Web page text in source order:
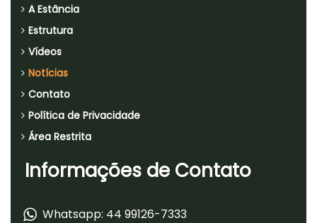
A Estância
Estrutura
Vídeos
Notícias
Contato
Política de Privacidade
Área Restrita
Informações de Contato
Whatsapp: 44 99126-7333